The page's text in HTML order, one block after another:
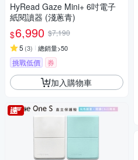
HyRead Gaze Mini+ 6吋電子
紙閱讀器 (淺蔥青)
$6,990 $7,190
5 (3) 總銷量>50
挑戰低價 券
加入購物車